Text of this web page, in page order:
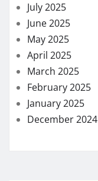
July 2025
June 2025
May 2025
April 2025
March 2025
February 2025
January 2025
December 2024